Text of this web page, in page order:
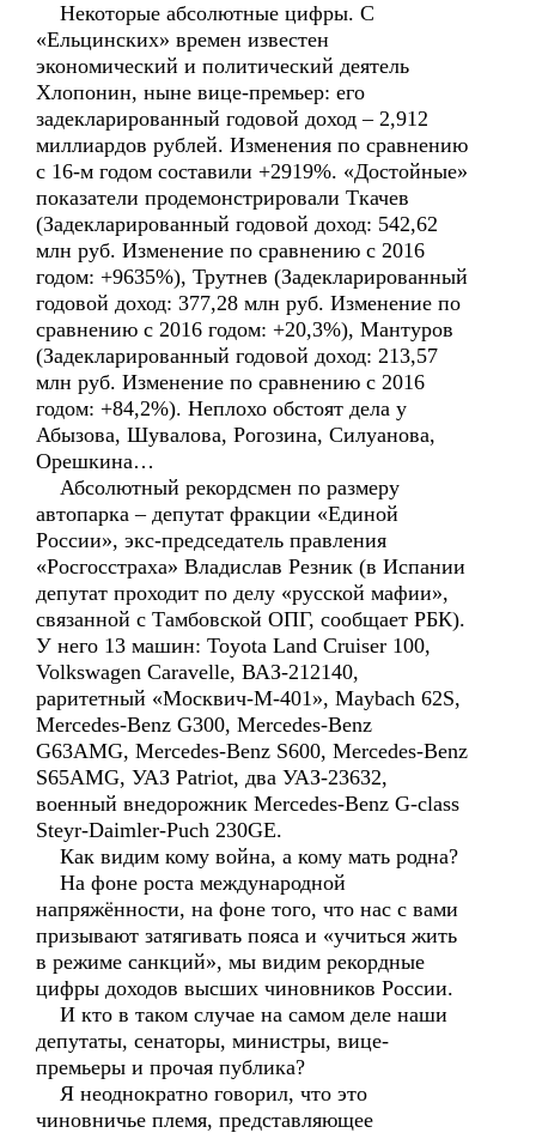
Некоторые абсолютные цифры. С
«Ельцинских» времен известен
экономический и политический деятель
Хлопонин, ныне вице-премьер: его
задекларированный годовой доход – 2,912
миллиардов рублей. Изменения по сравнению
с 16-м годом составили +2919%. «Достойные»
показатели продемонстрировали Ткачев
(Задекларированный годовой доход: 542,62
млн руб. Изменение по сравнению с 2016
годом: +9635%), Трутнев (Задекларированный
годовой доход: 377,28 млн руб. Изменение по
сравнению с 2016 годом: +20,3%), Мантуров
(Задекларированный годовой доход: 213,57
млн руб. Изменение по сравнению с 2016
годом: +84,2%). Неплохо обстоят дела у
Абызова, Шувалова, Рогозина, Силуанова,
Орешкина…
Абсолютный рекордсмен по размеру
автопарка – депутат фракции «Единой
России», экс-председатель правления
«Росгосстраха» Владислав Резник (в Испании
депутат проходит по делу «русской мафии»,
связанной с Тамбовской ОПГ, сообщает РБК).
У него 13 машин: Toyota Land Cruiser 100,
Volkswagen Caravelle, ВАЗ-212140,
раритетный «Москвич-М-401», Maybach 62S,
Mercedes-Benz G300, Mercedes-Benz
G63AMG, Mercedes-Benz S600, Mercedes-Benz
S65AMG, УАЗ Patriot, два УАЗ-23632,
военный внедорожник Mercedes-Benz G-class
Steyr-Daimler-Puch 230GE.
Как видим кому война, а кому мать родна?
На фоне роста международной
напряжённости, на фоне того, что нас с вами
призывают затягивать пояса и «учиться жить
в режиме санкций», мы видим рекордные
цифры доходов высших чиновников России.
И кто в таком случае на самом деле наши
депутаты, сенаторы, министры, вице-
премьеры и прочая публика?
Я неоднократно говорил, что это
чиновничье племя, представляющее